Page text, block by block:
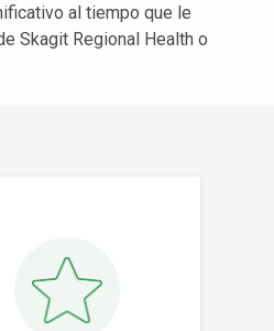
al tiempo que le
Skagit Regional Health o